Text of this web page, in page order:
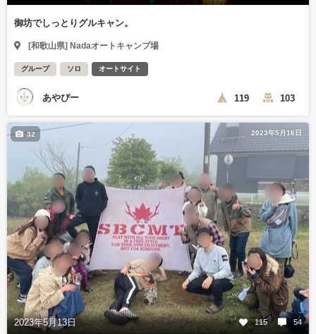
御坊でしっとりグルキャン。
[和歌山県] Nadaオートキャンプ場
グループ ソロ オートサイト
あやぴー 119 103
2023年5月16日
2023年5月13日 115 54
32